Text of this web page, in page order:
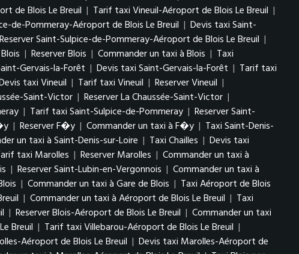
de Blois Le Breuil | Tarif taxi Vineuil-Aéroport de Blois Le Breuil |
de-Pommeray-Aéroport de Blois Le Breuil | Devis taxi Saint-
Reserver Saint-Sulpice-de-Pommeray-Aéroport de Blois Le Breuil |
| Reserver Blois | Commander un taxi à Blois | Taxi
Gervais-la-Forêt | Devis taxi Saint-Gervais-la-Forêt | Tarif taxi
taxi Vineuil | Tarif taxi Vineuil | Reserver Vineuil |
Saint-Victor | Reserver La Chaussée-Saint-Victor |
| Tarif taxi Saint-Sulpice-de-Pommeray | Reserver Saint-
| Reserver F�y | Commander un taxi à F�y | Taxi Saint-Denis-
un taxi à Saint-Denis-sur-Loire | Taxi Chailles | Devis taxi
taxi Marolles | Reserver Marolles | Commander un taxi à
| Reserver Saint-Lubin-en-Vergonnois | Commander un taxi à
| Commander un taxi à Gare de Blois | Taxi Aéroport de Blois
| Commander un taxi à Aéroport de Blois Le Breuil | Taxi
| Reserver Blois-Aéroport de Blois Le Breuil | Commander un taxi
Breuil | Tarif taxi Villebarou-Aéroport de Blois Le Breuil |
Aéroport de Blois Le Breuil | Devis taxi Marolles-Aéroport de